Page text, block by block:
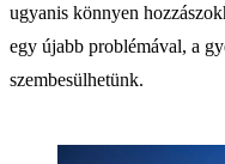
ugyanis könnyen
egy újabb problémával, a
szembesülhetünk.